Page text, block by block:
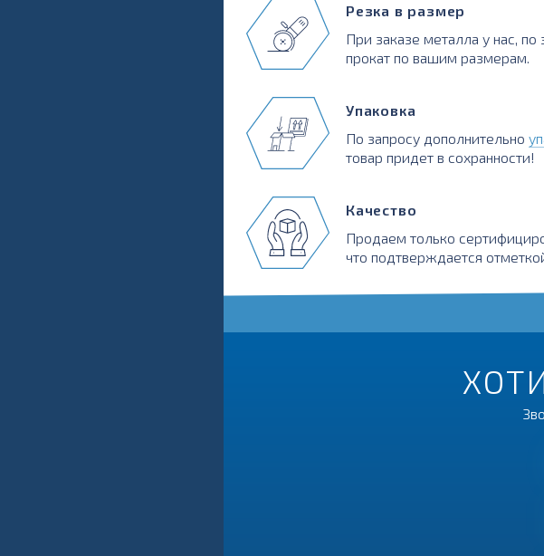
Резка в размер
При заказе металла у нас, по
прокат по вашим размерам.
Упаковка
По запросу дополнительно
товар придет в сохранности!
Качество
Продаем только
что подтверждается